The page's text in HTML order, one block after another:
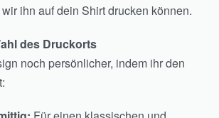
ihn auf dein Shirt drucken können.
des Druckorts
noch persönlicher, indem ihr den